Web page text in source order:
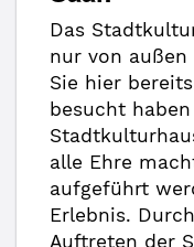
Das
nur von außen
Sie hier
besucht
alle Ehre
aufgeführt
Erlebnis.
Auftreten der